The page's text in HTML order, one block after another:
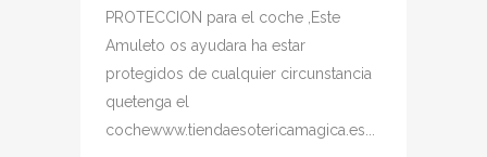
PROTECCION para el coche ,Este
Amuleto os ayudara ha estar
protegidos de cualquier circunstancia
quetenga el
cochewww.tiendaesotericamagica.es...